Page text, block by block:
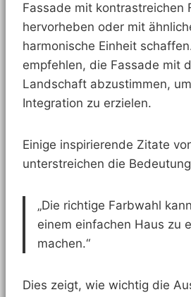
Fassade mit kontrastreichen
hervorheben oder mit
harmonische Einheit
empfehlen, die Fassade mit
Landschaft abzustimmen,
Integration zu erzielen.
Einige inspirierende Zitate
unterstreichen die
„Die richtige Farbwahl
einem einfachen Haus zu
machen.“
Dies zeigt, wie wichtig die